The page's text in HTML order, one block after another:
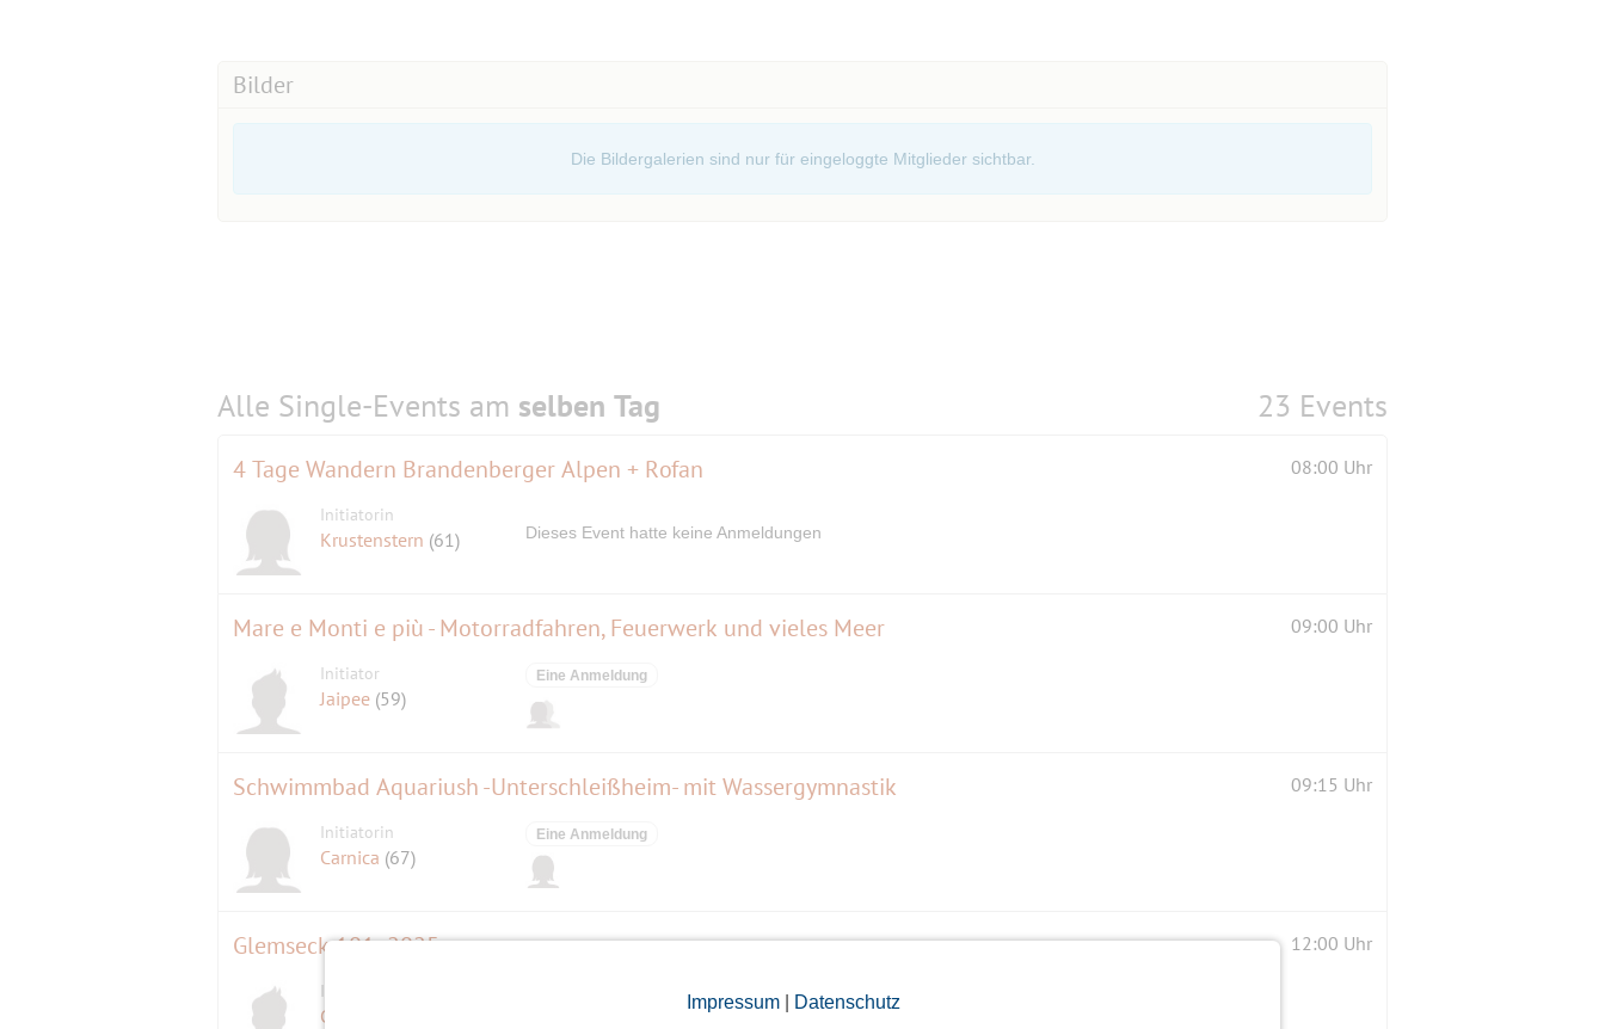
Impressum| Datenschutz
Bilder
Die Bildergalerien sind nur für eingeloggte Mitglieder sichtbar.
Alle Single-Events am selben Tag 23 Events
4 Tage Wandern Brandenberger Alpen + Rofan 08:00 Uhr
Initiatorin
Krustenstern (61) Dieses Event hatte keine Anmeldungen
Mare e Monti e più - Motorradfahren, Feuerwerk und vieles Meer 09:00 Uhr
Initiator
Jaipee (59)
Eine Anmeldung
Schwimmbad Aquariush -Unterschleißheim- mit Wassergymnastik 09:15 Uhr
Initiatorin
Carnica (67)
Eine Anmeldung
Glemseck 101 -2025 12:00 Uhr
Initiator
Christof Dieses Event hatte keine Anmeldungen